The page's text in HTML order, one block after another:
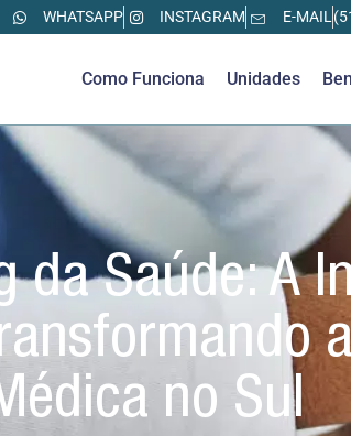
WHATSAPP INSTAGRAM E-MAIL
Como Funciona Unidades
da Saúde: A
no Sul